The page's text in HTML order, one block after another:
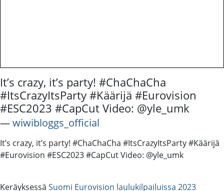
It’s crazy, it’s party! #ChaChaCha
#ItsCrazyItsParty #Käärijä #Eurovision
#ESC2023 #CapCut Video: @yle_umk
―wiwibloggs_official
It’s crazy, it’s party! #ChaChaCha #ItsCrazyItsParty #Käärijä
#Eurovision #ESC2023 #CapCut Video: @yle_umk
Keräyksessä Suomi Eurovision laulukilpailuissa 2023